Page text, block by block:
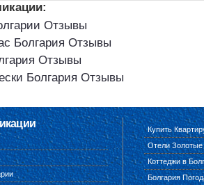
Отзывы
Болгария Отзывы
Отзывы
Болгария Отзывы
Купить
Отели Золотые
Коттеджи в
Болгария